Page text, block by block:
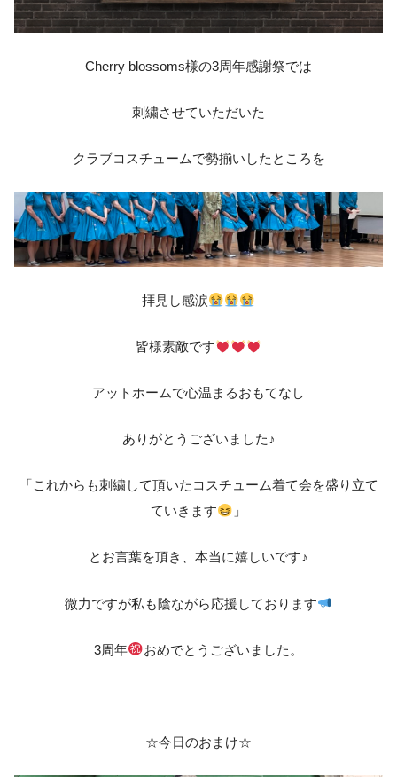
Cherry blossoms様の3周年感謝祭では
刺繍させていただいた
クラブコスチュームで勢揃いしたところを
拝見し感涙
皆様素敵です
アットホームで心温まるおもてなし
ありがとうございました♪
「これからも刺繍して頂いたコスチューム着て会を盛り立て
ていきます
」
とお言葉を頂き、本当に嬉しいです♪
微力ですが私も陰ながら応援しております
3周年 おめでとうございました。
☆今日のおまけ☆